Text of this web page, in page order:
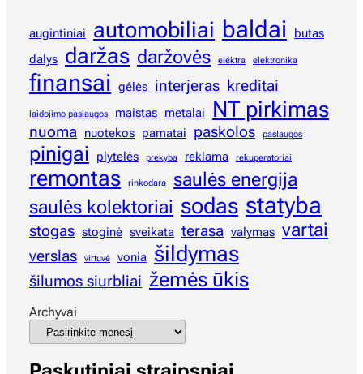
augintiniai automobiliai baldai
butas
dalys daržas daržovės elektra elektronika
finansai gėlės interjeras kreditai
laidojimo paslaugos maistas metalai NT pirkimas
nuoma nuotekos pamatai paskolos paslaugos
pinigai plytelės prekyba reklama rekuperatoriai
remontas rinkodara
saulės energija
saulės kolektoriai sodas statyba
stogas stoginė sveikata terasa valymas vartai
verslas virtuvė vonia šildymas
šilumos siurbliai žemės ūkis
Archyvai